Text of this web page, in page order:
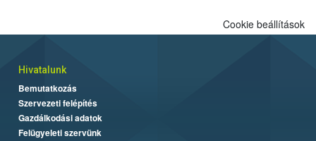
Cookie beállítások
Hivatalunk
Bemutatkozás
Szervezeti felépítés
Gazdálkodási adatok
Felügyeleti szervünk